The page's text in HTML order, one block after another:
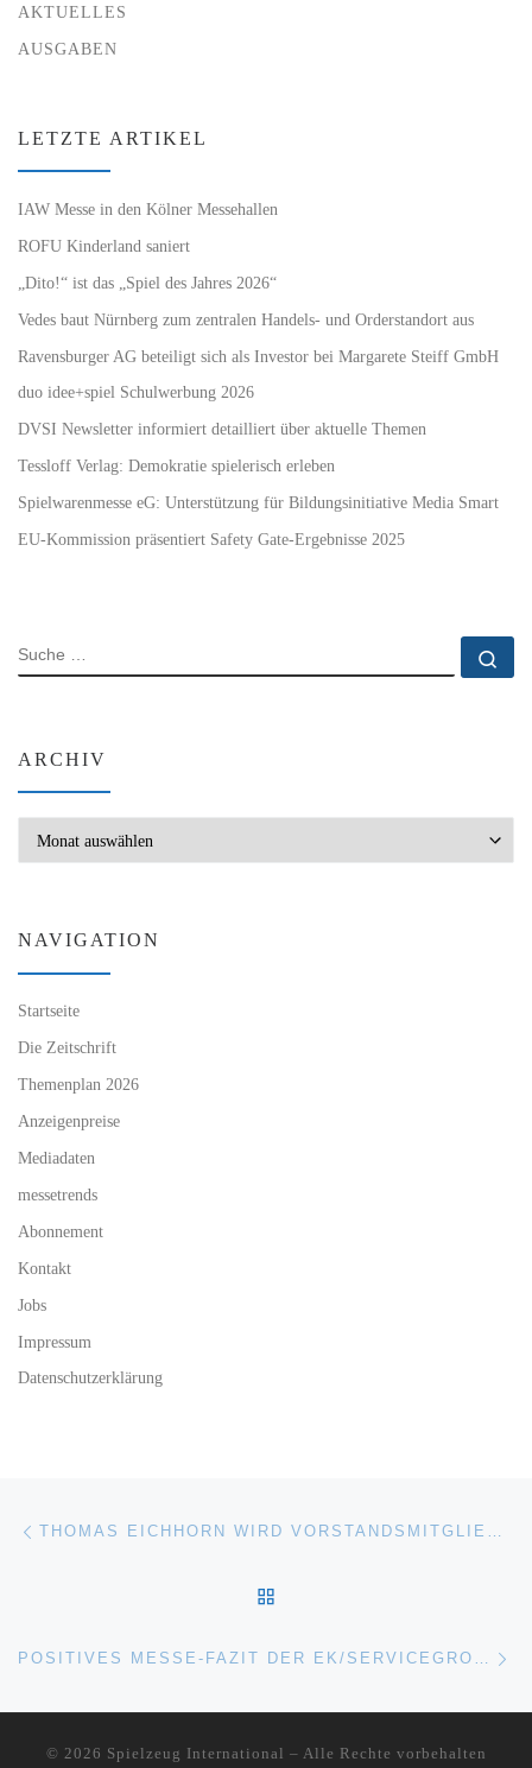
AKTUELLES
AUSGABEN
LETZTE ARTIKEL
IAW Messe in den Kölner Messehallen
ROFU Kinderland saniert
„Dito!“ ist das „Spiel des Jahres 2026“
Vedes baut Nürnberg zum zentralen Handels- und Orderstandort aus
Ravensburger AG beteiligt sich als Investor bei Margarete Steiff GmbH
duo idee+spiel Schulwerbung 2026
DVSI Newsletter informiert detailliert über aktuelle Themen
Tessloff Verlag: Demokratie spielerisch erleben
Spielwarenmesse eG: Unterstützung für Bildungsinitiative Media Smart
EU-Kommission präsentiert Safety Gate-Ergebnisse 2025
SUCHE
ARCHIV
NAVIGATION
Startseite
Die Zeitschrift
Themenplan 2026
Anzeigenpreise
Mediadaten
messetrends
Abonnement
Kontakt
Jobs
Impressum
Datenschutzerklärung
Beitragsnavigation THOMAS EICHHORN WIRD VORSTANDSMITGLIED BEI ZAPF CREATION AG
POSITIVES MESSE-FAZIT DER EK/SERVICEGROUP
© 2026 Spielzeug International – Alle Rechte vorbehalten